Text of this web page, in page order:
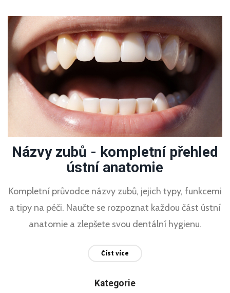
Názvy zubů - kompletní přehled
ústní anatomie
Kompletní průvodce názvy zubů, jejich typy, funkcemi
a tipy na péči. Naučte se rozpoznat každou část ústní
anatomie a zlepšete svou dentální hygienu.
Číst více
Kategorie